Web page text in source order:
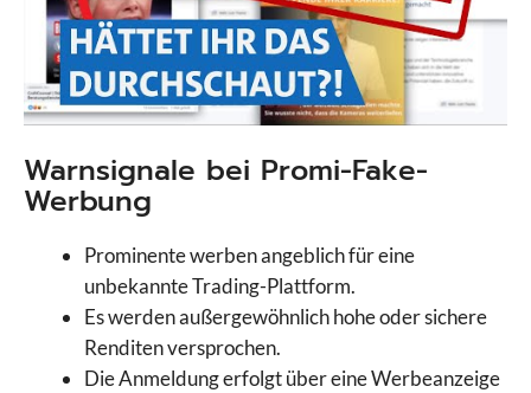
Warnsignale bei Promi-Fake-
Werbung
Prominente werben angeblich für eine
unbekannte Trading-Plattform.
Es werden außergewöhnlich hohe oder sichere
Renditen versprochen.
Die Anmeldung erfolgt über eine Werbeanzeige